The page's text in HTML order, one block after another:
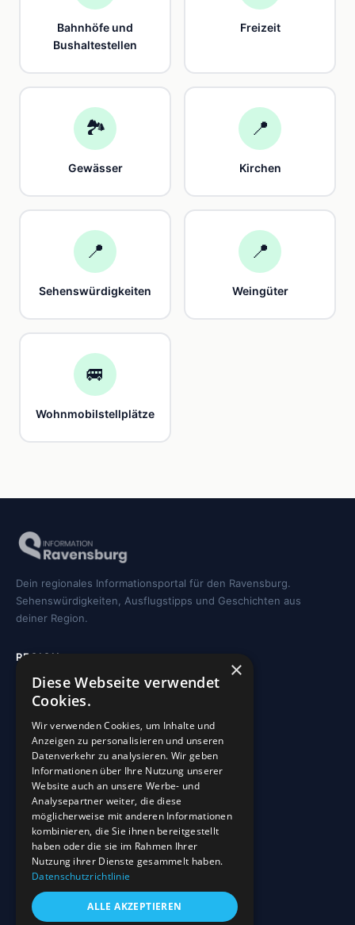
Bahnhöfe und
Bushaltestellen
Freizeit
🏞️
Gewässer
📍
Kirchen
📍
Sehenswürdigkeiten
📍
Weingüter
🚐
Wohnmobilstellplätze
Dein regionales Informationsportal für den Ravensburg.
Sehenswürdigkeiten, Ausflugstipps und Geschichten aus
deiner Region.
REGION
Freizeit
Sehenswürdigkeiten
Kirchen
Gewässer
Wohnmobilstellplätze
INFO
Blog
Sehenswürdigkeiten
Impressum
Datenschutz
×
Diese Webseite verwendet
Cookies.
Wir verwenden Cookies, um Inhalte und
Anzeigen zu personalisieren und unseren
Datenverkehr zu analysieren. Wir geben
Informationen über Ihre Nutzung unserer
Website auch an unsere Werbe- und
Analysepartner weiter, die diese
möglicherweise mit anderen Informationen
kombinieren, die Sie ihnen bereitgestellt
haben oder die sie im Rahmen Ihrer
Nutzung ihrer Dienste gesammelt haben.
Datenschutzrichtlinie
ALLE AKZEPTIEREN